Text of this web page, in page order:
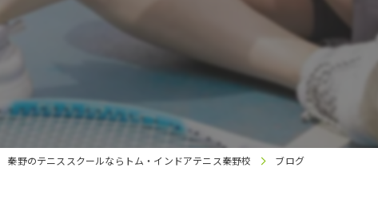
ジュニア
オンライン
秦野のテニススクールならトム・インドアテニス秦野校 ブログ